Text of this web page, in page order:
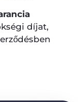
díjat,